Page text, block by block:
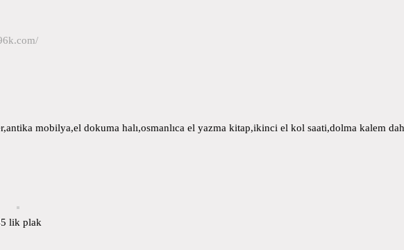
mobilya,el dokuma halı,osmanlıca el yazma kitap,ikinci el kol saati,dolma kalem
lik plak